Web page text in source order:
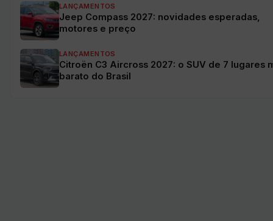
LANÇAMENTOS
Jeep Compass 2027: novidades esperadas,
motores e preço
LANÇAMENTOS
Citroën C3 Aircross 2027: o SUV de 7 lugares
barato do Brasil